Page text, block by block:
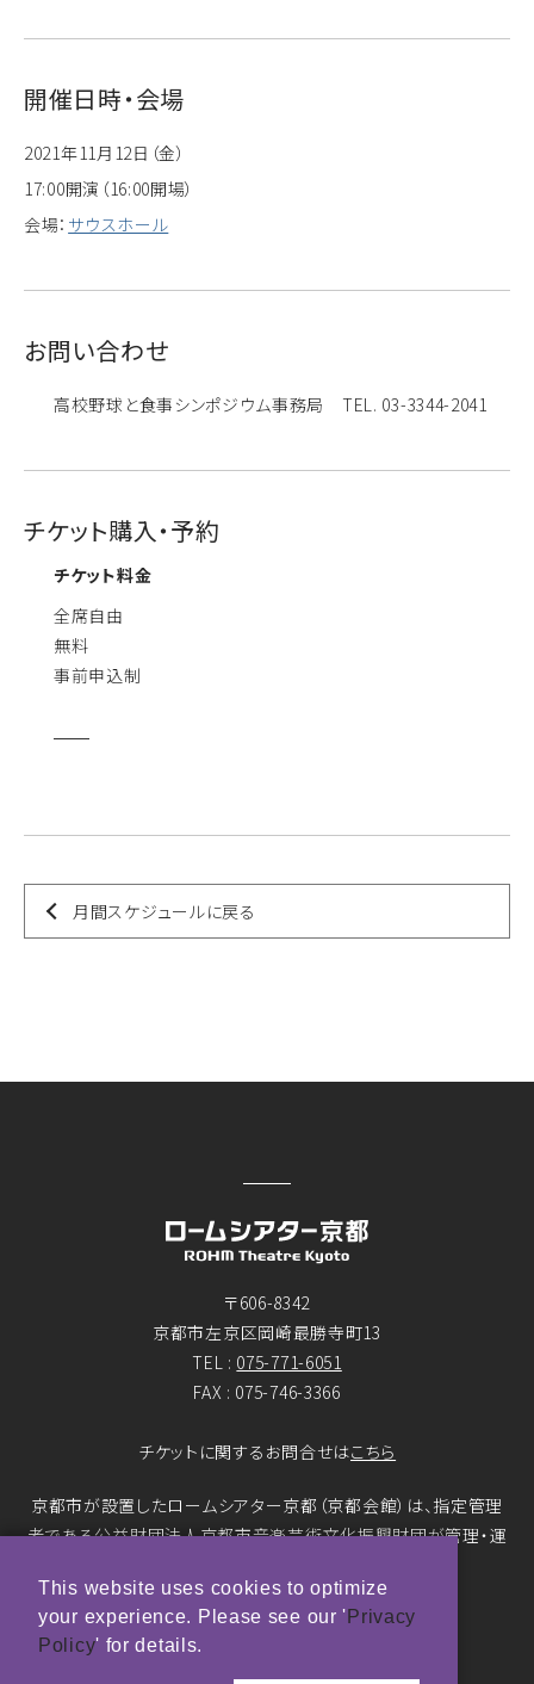
開催日時・会場
2021年11月12日（金）
17:00開演（16:00開場）
会場： サウスホール
お問い合わせ
高校野球と食事シンポジウム事務局 TEL. 03-3344-2041
チケット購入・予約
チケット料金
全席自由
無料
事前申込制
月間スケジュールに戻る
〒606-8342
京都市左京区岡崎最勝寺町13
TEL : 075-771-6051
FAX : 075-746-3366
チケットに関するお問合せはこちら
京都市が設置したロームシアター京都（京都会館）は、指定管理
者である公益財団法人京都市音楽芸術文化振興財団が管理・運
© ROHM Theatre Kyoto. All rights reserved.
トップページメインバナー 撮影：市川靖史
This website uses cookies to optimize
your experience. Please see our ' Privacy
Policy' for details.